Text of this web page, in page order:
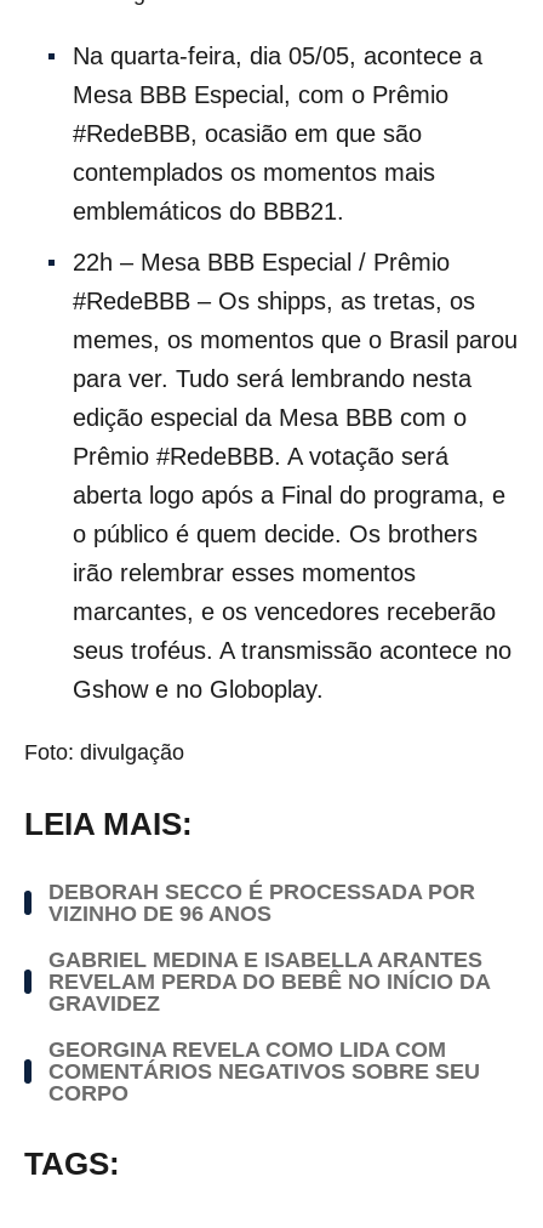
Na quarta-feira, dia 05/05, acontece a
Mesa BBB Especial, com o Prêmio
#RedeBBB, ocasião em que são
contemplados os momentos mais
emblemáticos do BBB21.
22h – Mesa BBB Especial / Prêmio
#RedeBBB – Os shipps, as tretas, os
memes, os momentos que o Brasil parou
para ver. Tudo será lembrando nesta
edição especial da Mesa BBB com o
Prêmio #RedeBBB. A votação será
aberta logo após a Final do programa, e
o público é quem decide. Os brothers
irão relembrar esses momentos
marcantes, e os vencedores receberão
seus troféus. A transmissão acontece no
Gshow e no Globoplay.
Foto: divulgação
LEIA MAIS:
DEBORAH SECCO É PROCESSADA POR
VIZINHO DE 96 ANOS
GABRIEL MEDINA E ISABELLA ARANTES
REVELAM PERDA DO BEBÊ NO INÍCIO DA
GRAVIDEZ
GEORGINA REVELA COMO LIDA COM
COMENTÁRIOS NEGATIVOS SOBRE SEU
CORPO
TAGS: